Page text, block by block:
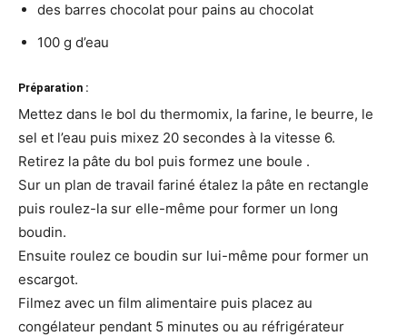
des barres chocolat pour pains au chocolat
100 g d’eau
Préparation :
Mettez dans le bol du thermomix, la farine, le beurre, le
sel et l’eau puis mixez 20 secondes à la vitesse 6.
Retirez la pâte du bol puis formez une boule .
Sur un plan de travail fariné étalez la pâte en rectangle
puis roulez-la sur elle-même pour former un long
boudin.
Ensuite roulez ce boudin sur lui-même pour former un
escargot.
Filmez avec un film alimentaire puis placez au
congélateur pendant 5 minutes ou au réfrigérateur